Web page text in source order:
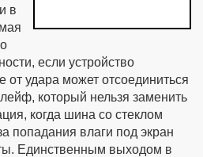
в
если устройство
от удара может отсоединиться
который нельзя заменить
когда шина со стеклом
попадания влаги под экран
Единственным выходом в